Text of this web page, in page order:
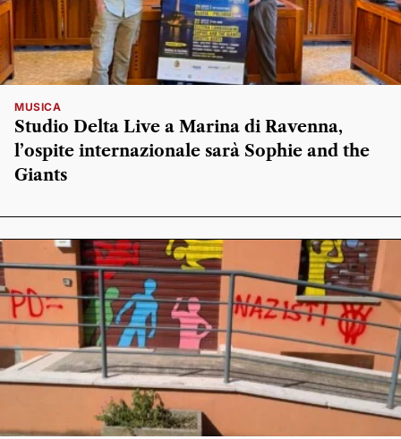
MUSICA
Studio Delta Live a Marina di Ravenna,
l’ospite internazionale sarà Sophie and the
Giants